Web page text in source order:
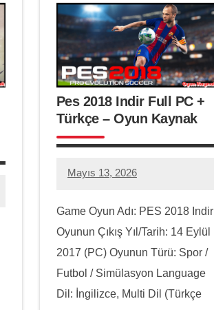
Pes 2018 Indir Full PC +
Türkçe – Oyun Kaynak
Mayıs 13, 2026
hello.zoneone@gmail.com
4
Game Oyun Adı: PES 2018 Indir
Oyunun Çıkış Yıl/Tarih: 14 Eylül
2017 (PC) Oyunun Türü: Spor /
Futbol / Simülasyon Language
Dil: İngilizce, Multi Dil (Türkçe